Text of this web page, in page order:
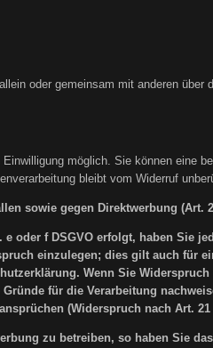
oder gemeinsam mit anderen
möglich. Sie können eine
bleibt vom Widerruf
sowie gegen Direktwerbung (Art.
oder f DSGVO erfolgt, haben Sie
einzulegen; dies gilt auch für
Wenn Sie
für die Verarbeitung
(Widerspruch nach Art. 21
zu betreiben, so haben Sie